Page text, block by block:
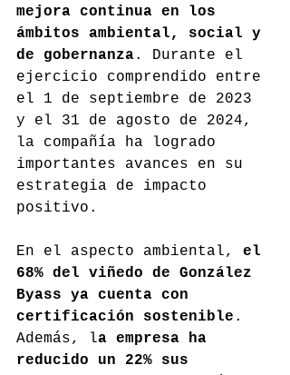
mejora continua en los
ámbitos ambiental, social y
de gobernanza. Durante el
ejercicio comprendido entre
el 1 de septiembre de 2023
y el 31 de agosto de 2024,
la compañía ha logrado
importantes avances en su
estrategia de impacto
positivo.
En el aspecto ambiental, el
68% del viñedo de González
Byass ya cuenta con
certificación sostenible .
Además, la empresa ha
reducido un 22% sus